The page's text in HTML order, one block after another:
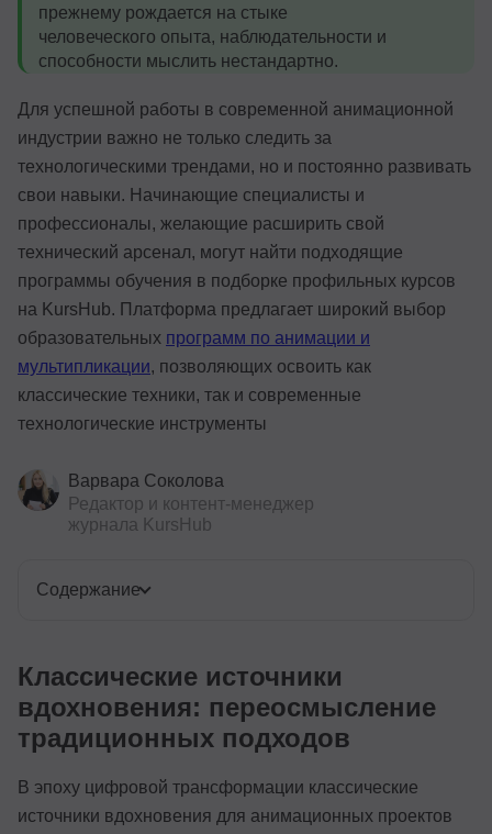
прежнему рождается на стыке
человеческого опыта, наблюдательности и
способности мыслить нестандартно.
Для успешной работы в современной анимационной
индустрии важно не только следить за
технологическими трендами, но и постоянно развивать
свои навыки. Начинающие специалисты и
профессионалы, желающие расширить свой
технический арсенал, могут найти подходящие
программы обучения в подборке профильных курсов
на KursHub. Платформа предлагает широкий выбор
образовательных программ по анимации и
мультипликации, позволяющих освоить как
классические техники, так и современные
технологические инструменты
Варвара Соколова
Редактор и контент-менеджер
журнала KursHub
Содержание
Классические источники
вдохновения: переосмысление
традиционных подходов
В эпоху цифровой трансформации классические
источники вдохновения для анимационных проектов